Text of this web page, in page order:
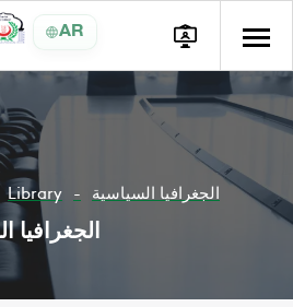
AR
Library الجغرافيا السياسية
الجغرافيا